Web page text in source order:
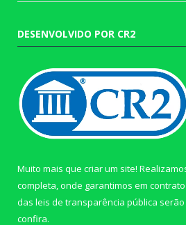
DESENVOLVIDO POR CR2
Muito mais que criar um site!
completa, onde garantimos em
das leis de transparência pública
confira.